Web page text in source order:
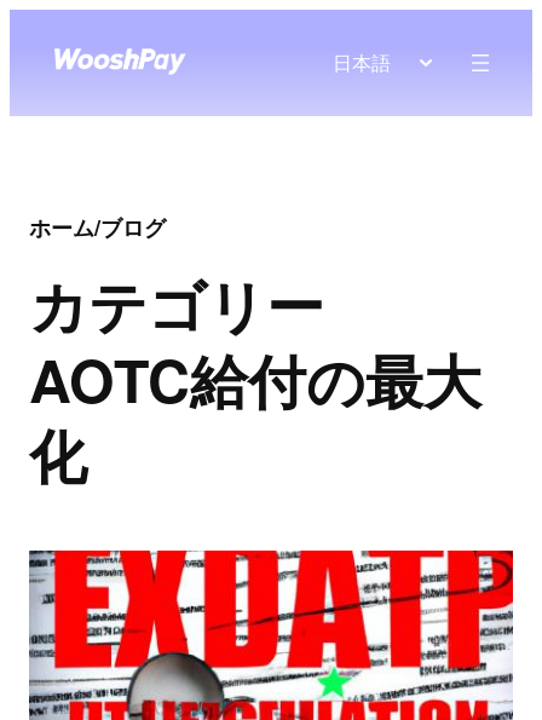
日本語
ホーム/ブログ
カテゴリー
AOTC給付の最大
化